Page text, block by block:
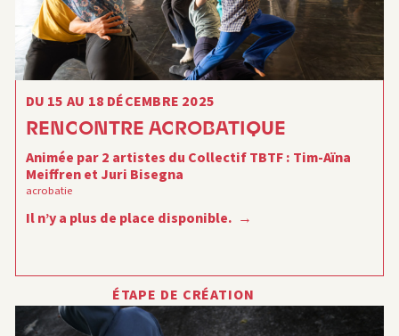
DU 15 AU 18 DÉCEMBRE 2025
RENCONTRE ACROBATIQUE
Animée par 2 artistes du Collectif TBTF : Tim-Aïna
Meiffren et Juri Bisegna
acrobatie
Il n’y a plus de place disponible.
ÉTAPE DE CRÉATION